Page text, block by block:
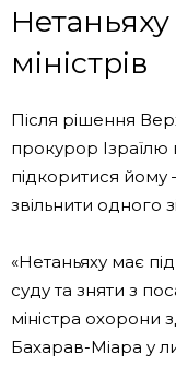
міністрів
Після рішення
прокурор Ізраїлю
підкоритися йому
звільнити одного
«Нетаньяху має
суду та зняти з
міністра охорони
Бахарав-Міара у